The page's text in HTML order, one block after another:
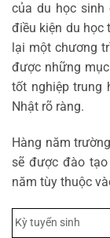
của du học sinh
điều kiện du học
lại một chương
được những
tốt nghiệp trung
Nhật rõ ràng.
Hàng năm
sẽ được đào
năm tùy thuộc
Kỳ tuyển sinh